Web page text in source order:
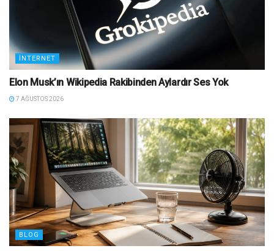
İNTERNET
Elon Musk’ın Wikipedia Rakibinden Aylardır Ses Yok
7 AĞUSTOS 2026
BLOG